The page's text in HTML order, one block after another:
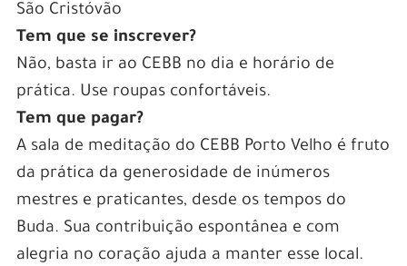
São Cristóvão
Tem que se inscrever?
Não, basta ir ao CEBB no dia e horário de
prática. Use roupas confortáveis.
Tem que pagar?
A sala de meditação do CEBB Porto Velho é fruto
da prática da generosidade de inúmeros
mestres e praticantes, desde os tempos do
Buda. Sua contribuição espontânea e com
alegria no coração ajuda a manter esse local.